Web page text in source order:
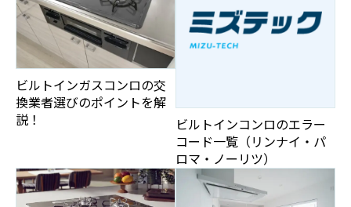
ビルトインガスコンロの交
換業者選びのポイントを解
説！
ビルトインコンロのエラー
コード一覧（リンナイ・パ
ロマ・ノーリツ）